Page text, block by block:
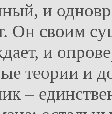
и
Он своим
и
теории и
–